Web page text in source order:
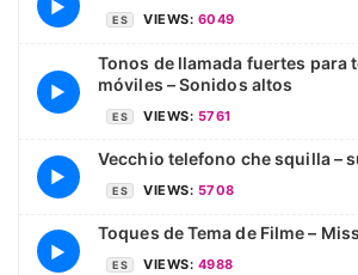
▶
ES VIEWS: 6049
▶
Tonos de llamada fuertes para
móviles – Sonidos altos
ES VIEWS: 5761
▶
Vecchio telefono che squilla –
ES VIEWS: 5708
▶
Toques de Tema de Filme –
ES VIEWS: 4988